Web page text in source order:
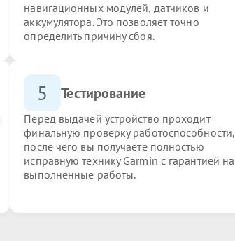
навигационных модулей, датчиков и
аккумулятора. Это позволяет точно
определить причину сбоя.
5 Тестирование
Перед выдачей устройство проходит
финальную проверку работоспособности,
после чего вы получаете полностью
исправную технику Garmin с гарантией на
выполненные работы.